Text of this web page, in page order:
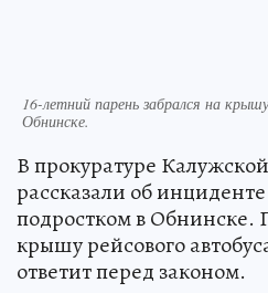
16-летний парень забрался на
Обнинске.
В прокуратуре
рассказали об
подростком в Обнинске.
крышу рейсового
ответит перед законом.